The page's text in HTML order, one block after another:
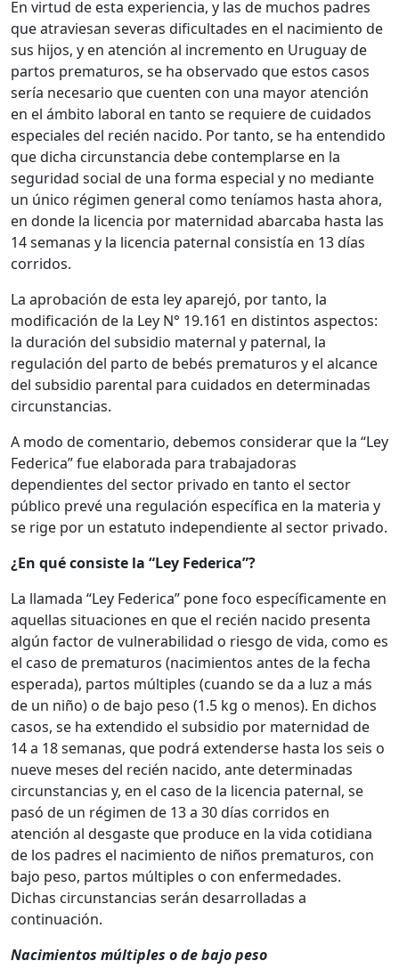
En virtud de esta experiencia, y las de muchos padres
que atraviesan severas dificultades en el nacimiento de
sus hijos, y en atención al incremento en Uruguay de
partos prematuros, se ha observado que estos casos
sería necesario que cuenten con una mayor atención
en el ámbito laboral en tanto se requiere de cuidados
especiales del recién nacido. Por tanto, se ha entendido
que dicha circunstancia debe contemplarse en la
seguridad social de una forma especial y no mediante
un único régimen general como teníamos hasta ahora,
en donde la licencia por maternidad abarcaba hasta las
14 semanas y la licencia paternal consistía en 13 días
corridos.
La aprobación de esta ley aparejó, por tanto, la
modificación de la Ley N° 19.161 en distintos aspectos:
la duración del subsidio maternal y paternal, la
regulación del parto de bebés prematuros y el alcance
del subsidio parental para cuidados en determinadas
circunstancias.
A modo de comentario, debemos considerar que la “Ley
Federica” fue elaborada para trabajadoras
dependientes del sector privado en tanto el sector
público prevé una regulación específica en la materia y
se rige por un estatuto independiente al sector privado.
¿En qué consiste la “Ley Federica”?
La llamada “Ley Federica” pone foco específicamente en
aquellas situaciones en que el recién nacido presenta
algún factor de vulnerabilidad o riesgo de vida, como es
el caso de prematuros (nacimientos antes de la fecha
esperada), partos múltiples (cuando se da a luz a más
de un niño) o de bajo peso (1.5 kg o menos). En dichos
casos, se ha extendido el subsidio por maternidad de
14 a 18 semanas, que podrá extenderse hasta los seis o
nueve meses del recién nacido, ante determinadas
circunstancias y, en el caso de la licencia paternal, se
pasó de un régimen de 13 a 30 días corridos en
atención al desgaste que produce en la vida cotidiana
de los padres el nacimiento de niños prematuros, con
bajo peso, partos múltiples o con enfermedades.
Dichas circunstancias serán desarrolladas a
continuación.
Nacimientos múltiples o de bajo peso